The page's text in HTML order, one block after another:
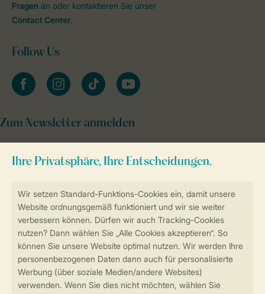
Sicher und schnell zur Online-Buchung
Sichere Datenübertragung
Sicheres Bezahlen
Fragen an oder kontaktieren Sie unser
Contact Center.
Follow Us
facebookinstagramtiktok youtube
Zum Newsletter anmelden